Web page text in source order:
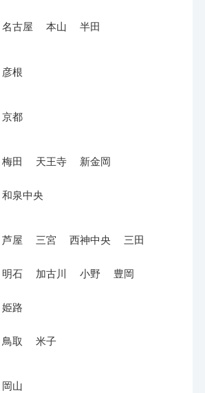
名古屋 本山 半田
彦根
京都
梅田 天王寺 新金岡
和泉中央
芦屋 三宮 西神中央 三田
明石 加古川 小野 豊岡
姫路
鳥取 米子
岡山